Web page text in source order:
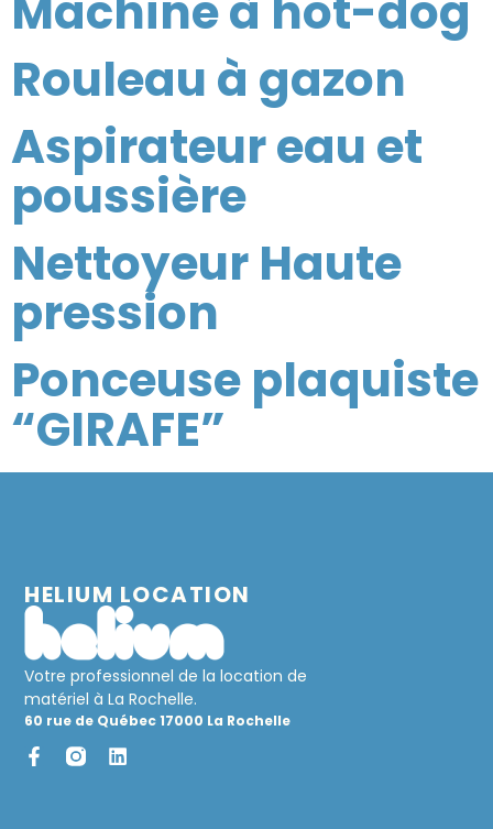
Rouleau à gazon
Aspirateur eau et
poussière
Nettoyeur Haute
pression
Ponceuse plaquiste
“GIRAFE”
HELIUM LOCATION
Votre professionnel de la location de
matériel à La Rochelle.
60 rue de Québec 17000 La Rochelle